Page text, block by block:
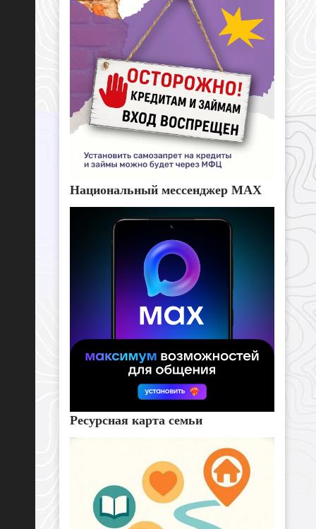
Национальный мессенджер MAX
Ресурсная карта семьи